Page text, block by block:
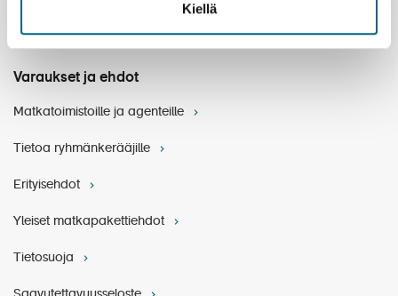
Kiellä
Varaukset ja ehdot
Matkatoimistoille ja agenteille
Tietoa ryhmänkerääjille
Erityisehdot
Yleiset matkapakettiehdot
Tietosuoja